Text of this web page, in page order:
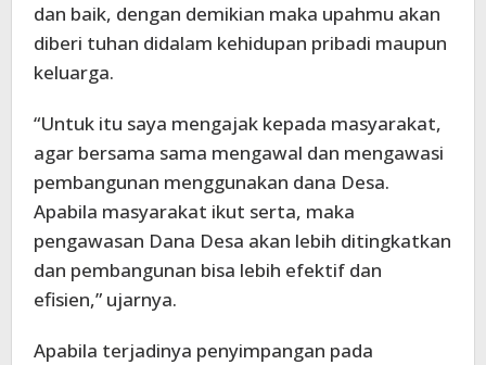
dan baik, dengan demikian maka upahmu akan
diberi tuhan didalam kehidupan pribadi maupun
keluarga.
“Untuk itu saya mengajak kepada masyarakat,
agar bersama sama mengawal dan mengawasi
pembangunan menggunakan dana Desa.
Apabila masyarakat ikut serta, maka
pengawasan Dana Desa akan lebih ditingkatkan
dan pembangunan bisa lebih efektif dan
efisien,” ujarnya.
Apabila terjadinya penyimpangan pada